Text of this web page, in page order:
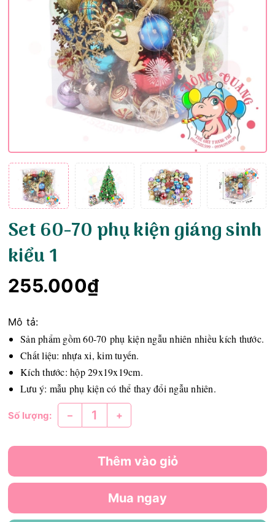
Set 60-70 phụ kiện giáng sinh
kiểu 1
255.000₫
Mô tả:
Sản phẩm gồm 60-70 phụ kiện ngẫu nhiên nhiều kích thước.
Chất liệu: nhựa xi, kim tuyến.
Kích thước: hộp 29x19x19cm.
Lưu ý: mẫu phụ kiện có thể thay đổi ngẫu nhiên.
Số lượng: – +
Thêm vào giỏ
Mua ngay